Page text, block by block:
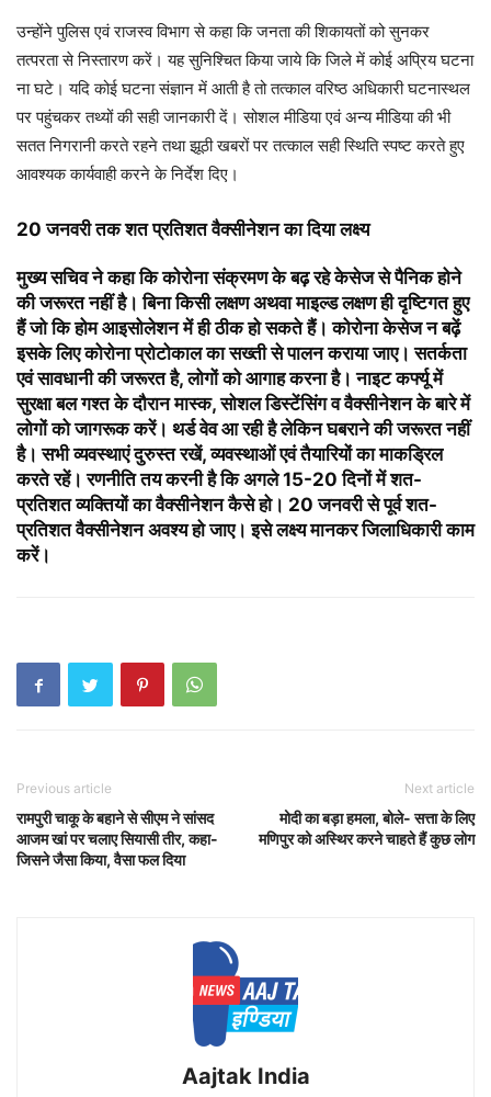
उन्होंने पुलिस एवं राजस्व विभाग से कहा कि जनता की शिकायतों को सुनकर
तत्परता से निस्तारण करें। यह सुनिश्चित किया जाये कि जिले में कोई अप्रिय घटना
ना घटे। यदि कोई घटना संज्ञान में आती है तो तत्काल वरिष्ठ अधिकारी घटनास्थल
पर पहुंचकर तथ्यों की सही जानकारी दें। सोशल मीडिया एवं अन्य मीडिया की भी
सतत निगरानी करते रहने तथा झूठी खबरों पर तत्काल सही स्थिति स्पष्ट करते हुए
आवश्यक कार्यवाही करने के निर्देश दिए।
20 जनवरी तक शत प्रतिशत वैक्सीनेशन का दिया लक्ष्य
मुख्य सचिव ने कहा कि कोरोना संक्रमण के बढ़ रहे केसेज से पैनिक होने
की जरूरत नहीं है। बिना किसी लक्षण अथवा माइल्ड लक्षण ही दृष्टिगत हुए
हैं जो कि होम आइसोलेशन में ही ठीक हो सकते हैं। कोरोना केसेज न बढ़ें
इसके लिए कोरोना प्रोटोकाल का सख्ती से पालन कराया जाए। सतर्कता
एवं सावधानी की जरूरत है, लोगों को आगाह करना है। नाइट कर्फ्यू में
सुरक्षा बल गश्त के दौरान मास्क, सोशल डिस्टेंसिंग व वैक्सीनेशन के बारे में
लोगों को जागरूक करें। थर्ड वेव आ रही है लेकिन घबराने की जरूरत नहीं
है। सभी व्यवस्थाएं दुरुस्त रखें, व्यवस्थाओं एवं तैयारियों का माकड्रिल
करते रहें। रणनीति तय करनी है कि अगले 15-20 दिनों में शत-
प्रतिशत व्यक्तियों का वैक्सीनेशन कैसे हो। 20 जनवरी से पूर्व शत-
प्रतिशत वैक्सीनेशन अवश्य हो जाए। इसे लक्ष्य मानकर जिलाधिकारी काम
करें।
Previous article
रामपुरी चाकू के बहाने से सीएम ने सांसद
आजम खां पर चलाए स‍ियासी तीर, कहा-
ज‍िसने जैसा क‍िया, वैसा फल द‍िया
Next article
मोदी का बड़ा हमला, बोले- सत्ता के लिए
मणिपुर को अस्थिर करने चाहते हैं कुछ लोग
Aajtak India